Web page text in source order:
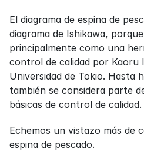
El diagrama de espina de
diagrama de Ishikawa,
principalmente como una
control de calidad por Kaoru
Universidad de Tokio. Hasta
también se considera parte
básicas de control de calidad.
Echemos un vistazo más de
espina de pescado.